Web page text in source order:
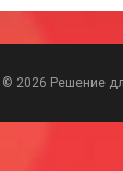
© 2026 Решение